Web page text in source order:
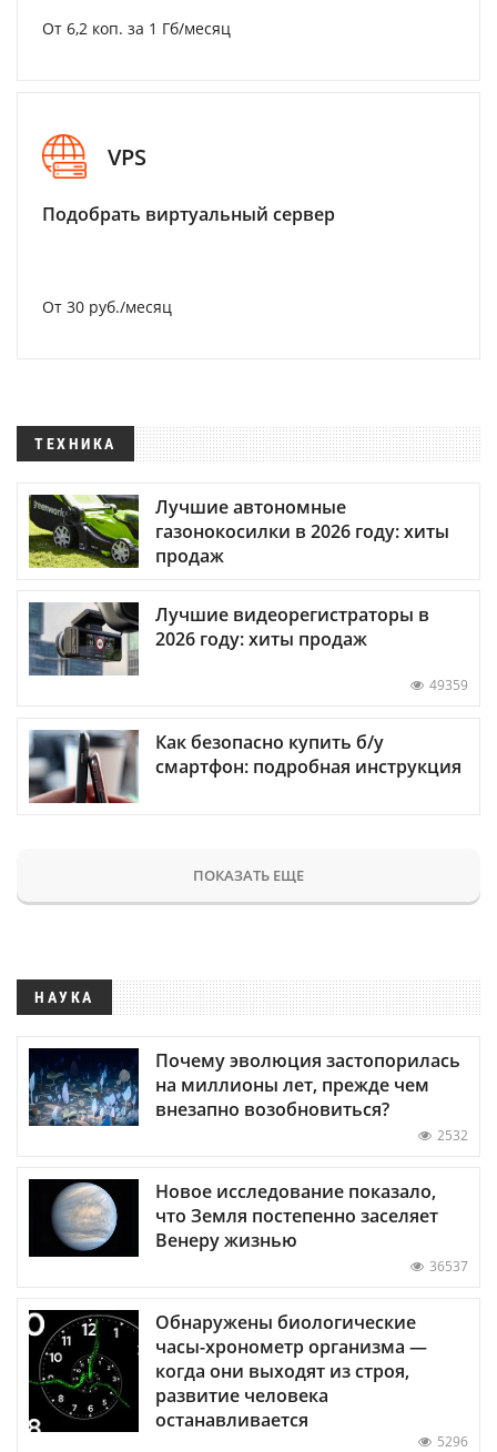
От 6,2 коп. за 1 Гб/месяц
VPS
Подобрать виртуальный сервер
От 30 руб./месяц
ТЕХНИКА
Лучшие автономные
газонокосилки в 2026 году: хиты
продаж
Лучшие видеорегистраторы в
2026 году: хиты продаж
49359
Как безопасно купить б/у
смартфон: подробная инструкция
ПОКАЗАТЬ ЕЩЕ
НАУКА
Почему эволюция застопорилась
на миллионы лет, прежде чем
внезапно возобновиться?
2532
Новое исследование показало,
что Земля постепенно заселяет
Венеру жизнью
36537
Обнаружены биологические
часы-хронометр организма —
когда они выходят из строя,
развитие человека
останавливается
5296